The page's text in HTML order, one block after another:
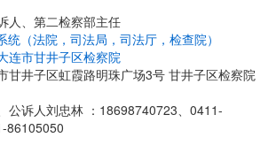
人、第二检察部主任
统（法院，司法局，司法厅，检查院）
连市甘井子区检察院
甘井子区虹霞路明珠广场3号 甘井子区检察院
公诉人刘忠林 ：18698740723、0411-
86105050